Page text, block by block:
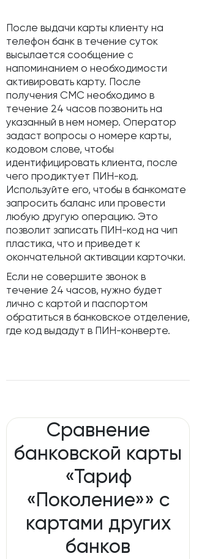
После выдачи карты клиенту на
телефон банк в течение суток
высылается сообщение с
напоминанием о необходимости
активировать карту. После
получения СМС необходимо в
течение 24 часов позвонить на
указанный в нем номер. Оператор
задаст вопросы о номере карты,
кодовом слове, чтобы
идентифицировать клиента, после
чего продиктует ПИН-код.
Используйте его, чтобы в банкомате
запросить баланс или провести
любую другую операцию. Это
позволит записать ПИН-код на чип
пластика, что и приведет к
окончательной активации карточки.
Если не совершите звонок в
течение 24 часов, нужно будет
лично с картой и паспортом
обратиться в банковское отделение,
где код выдадут в ПИН-конверте.
Сравнение
банковской карты
«Тариф
«Поколение»» с
картами других
банков